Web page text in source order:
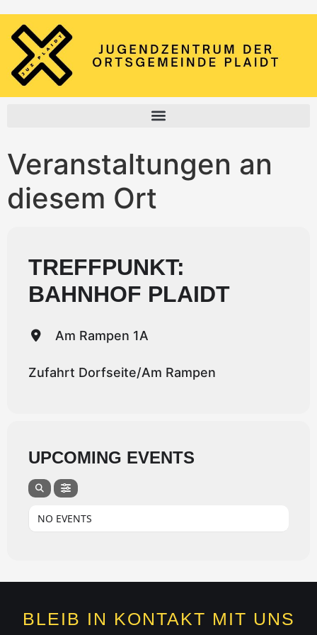
Veranstaltungen an
diesem Ort
TREFFPUNKT:
BAHNHOF PLAIDT
Am Rampen 1A
Zufahrt Dorfseite/Am Rampen
UPCOMING EVENTS
NO EVENTS
BLEIB IN KONTAKT MIT UNS